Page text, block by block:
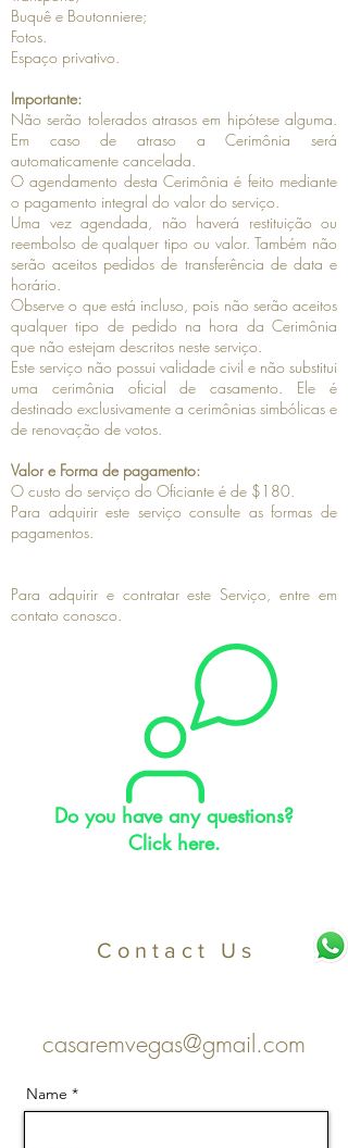
Buquê e Boutonniere;
Fotos.
Espaço privativo.
Importante:
Não serão tolerados atrasos em hipótese alguma.
Em caso de atraso a Cerimônia será
automaticamente cancelada.
O agendamento desta Cerimônia é feito mediante
o pagamento integral do valor do serviço.
Uma vez agendada, não haverá restituição ou
reembolso de qualquer tipo ou valor. Também não
serão aceitos pedidos de transferência de data e
horário.
Observe o que está incluso, pois não serão aceitos
qualquer tipo de pedido na hora da Cerimônia
que não estejam descritos neste serviço.
Este serviço não possui validade civil e não substitui
uma cerimônia oficial de casamento. Ele é
destinado exclusivamente a cerimônias simbólicas e
de renovação de votos.
Valor e Forma de pagamento:
O custo do serviço do Oficiante é de $180.
Para adquirir este serviço consulte as formas de
pagamentos.
Para adquirir e contratar este Serviço, entre em
contato conosco.
Do you have any questions?
Click here.
Contact Us
casaremvegas@gmail.com
Name